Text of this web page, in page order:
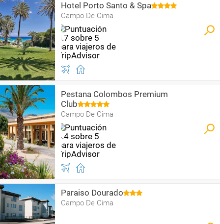
Hotel Porto Santo & Spa
Campo De Cima
Pestana Colombos Premium
Club
Campo De Cima
Paraiso Dourado
Campo De Cima